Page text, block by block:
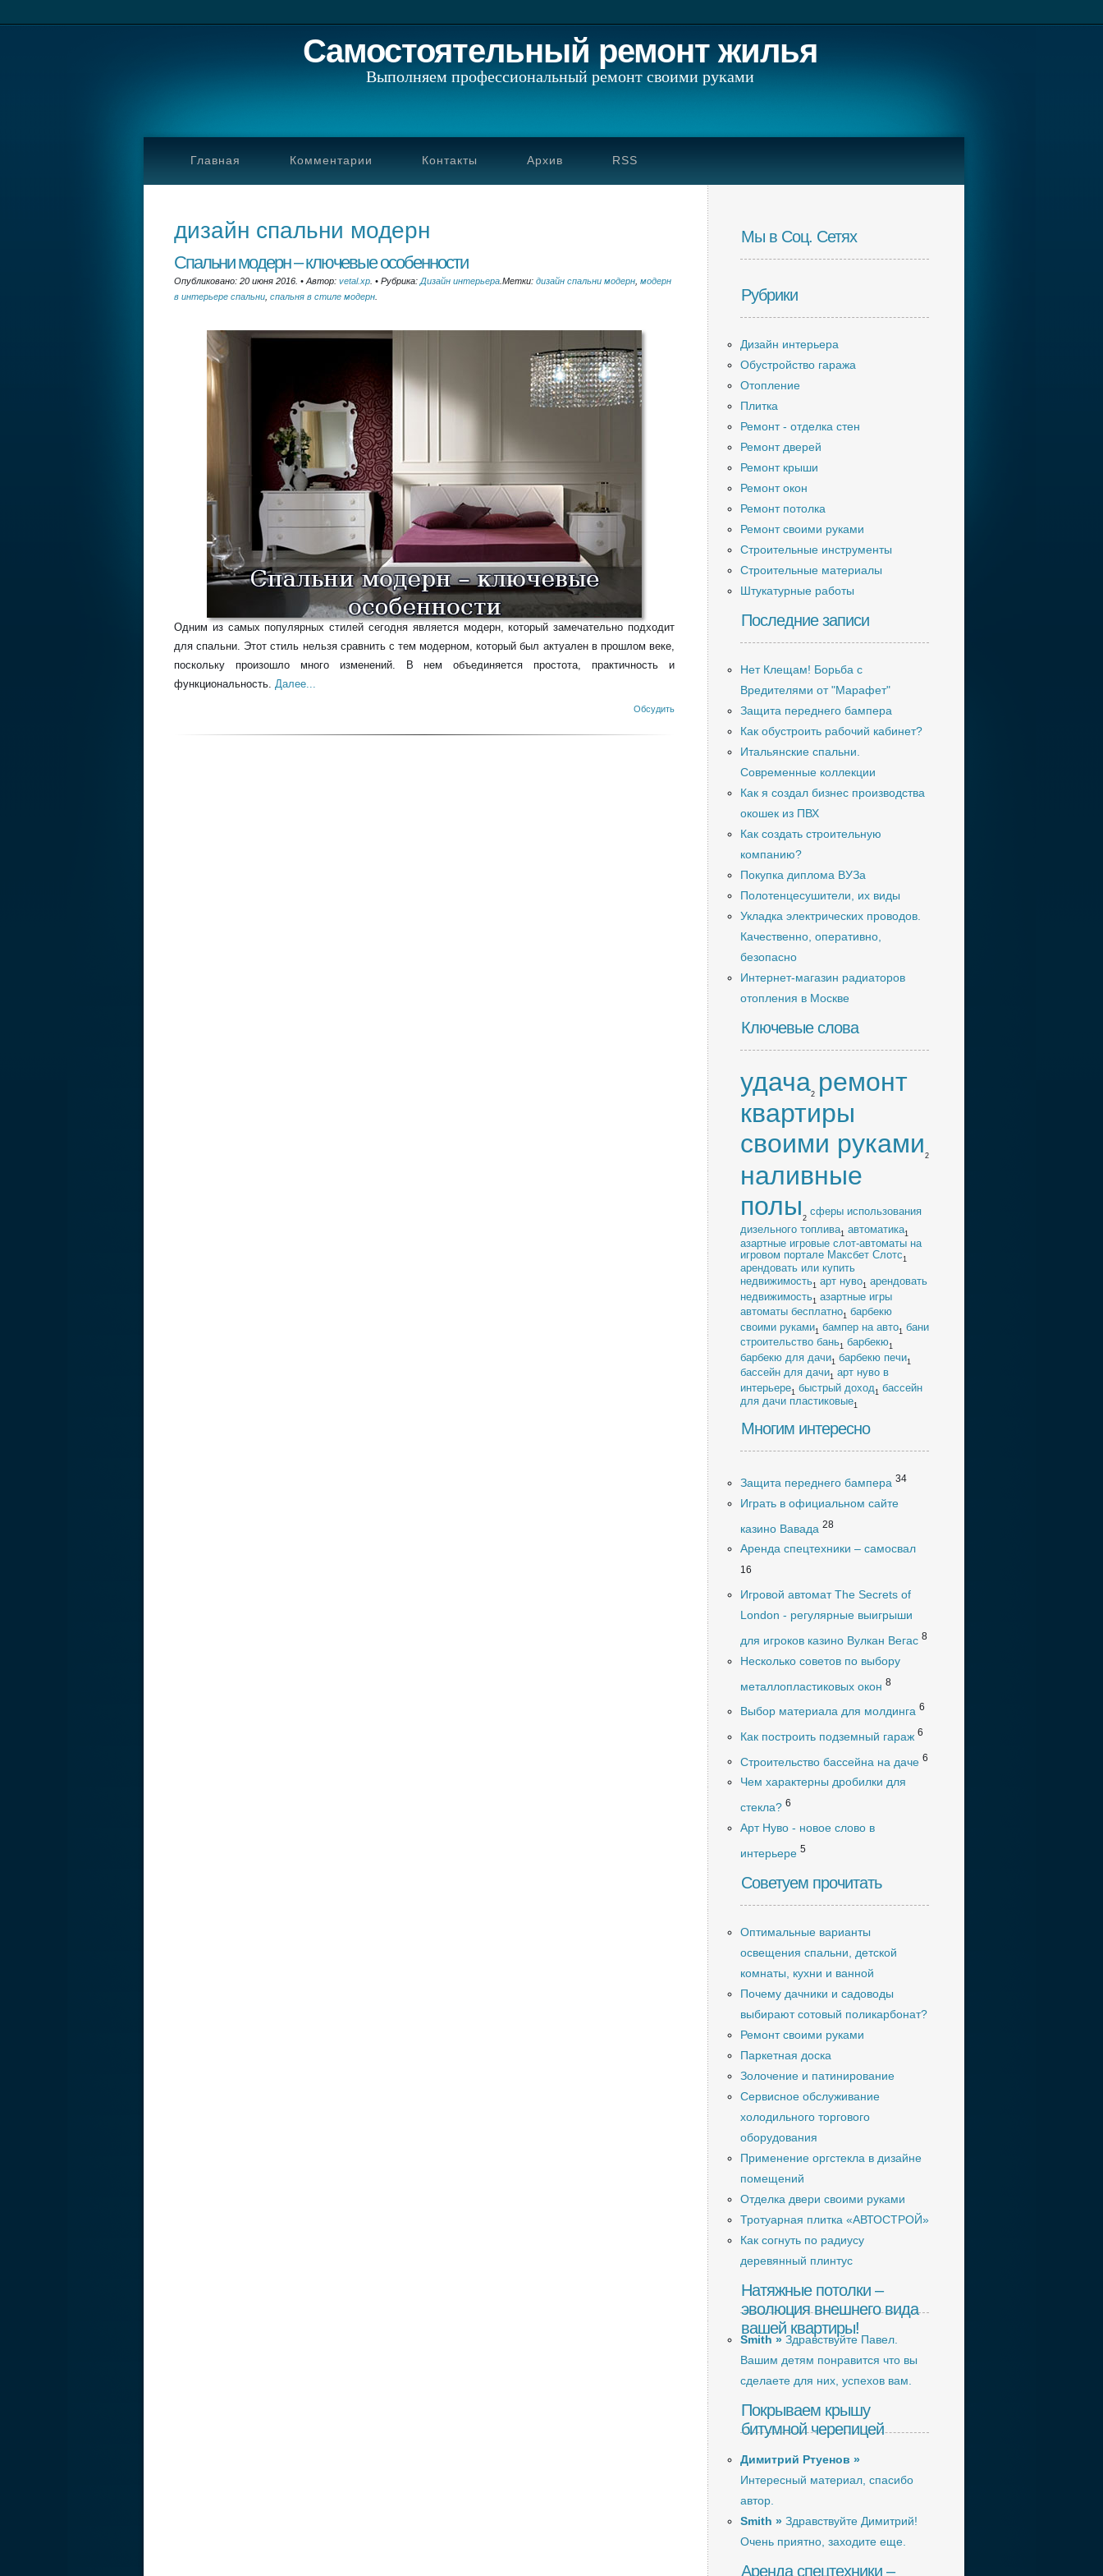
Самостоятельный ремонт жилья
Выполняем профессиональный ремонт своими руками
Главная Комментарии Контакты Архив RSS
дизайн спальни модерн
Спальни модерн – ключевые особенности
Опубликовано: 20 июня 2016. • Автор: vetal.xp • Рубрика: Дизайн интерьера Метки: дизайн спальни модерн модерн
в интерьере спальни спальня в стиле модерн
Одним из самых популярных стилей сегодня является модерн, который замечательно подходит
для спальни. Этот стиль нельзя сравнить с тем модерном, который был актуален в прошлом веке,
поскольку произошло много изменений. В нем объединяется простота, практичность и
функциональность. Далее...
Обсудить
Мы в Соц. Сетях
Рубрики
Дизайн интерьера
Обустройство гаража
Отопление
Плитка
Ремонт - отделка стен
Ремонт дверей
Ремонт крыши
Ремонт окон
Ремонт потолка
Ремонт своими руками
Строительные инструменты
Строительные материалы
Штукатурные работы
Последние записи
Нет Клещам! Борьба с
Вредителями от "Марафет"
Защита переднего бампера
Как обустроить рабочий кабинет?
Итальянские спальни.
Современные коллекции
Как я создал бизнес производства
окошек из ПВХ
Как создать строительную
компанию?
Покупка диплома ВУЗа
Полотенцесушители, их виды
Укладка электрических проводов.
Качественно, оперативно,
безопасно
Интернет-магазин радиаторов
отопления в Москве
Ключевые слова
удача2 ремонт
квартиры
своими руками 2
наливные
полы 2
cферы использования
дизельного топлива1 автоматика1
азартные игровые слот-автоматы на
игровом портале Максбет Слотс 1
арендовать или купить
недвижимость1 арт нуво1 арендовать
недвижимость1 азартные игры
автоматы бесплатно1 барбекю
своими руками1 бампер на авто1 бани
строительство бань1 барбекю1
барбекю для дачи1 барбекю печи1
бассейн для дачи1 арт нуво в
интерьере1 быстрый доход1 бассейн
для дачи пластиковые1
Многим интересно
Защита переднего бампера 34
Играть в официальном сайте
казино Вавада 28
Аренда спецтехники – самосвал
16
Игровой автомат The Secrets of
London - регулярные выигрыши
для игроков казино Вулкан Вегас 8
Несколько советов по выбору
металлопластиковых окон 8
Выбор материала для молдинга 6
Как построить подземный гараж 6
Строительство бассейна на даче 6
Чем характерны дробилки для
стекла? 6
Арт Нуво - новое слово в
интерьере 5
Советуем прочитать
Оптимальные варианты
освещения спальни, детской
комнаты, кухни и ванной
Почему дачники и садоводы
выбирают сотовый поликарбонат?
Ремонт своими руками
Паркетная доска
Золочение и патинирование
Сервисное обслуживание
холодильного торгового
оборудования
Применение оргстекла в дизайне
помещений
Отделка двери своими руками
Тротуарная плитка «АВТОСТРОЙ»
Как согнуть по радиусу
деревянный плинтус
Натяжные потолки –
эволюция внешнего вида
вашей квартиры!
Smith » Здравствуйте Павел.
Вашим детям понравится что вы
сделаете для них, успехов вам.
Покрываем крышу
битумной черепицей
Димитрий Ртуенов »
Интересный материал, спасибо
автор.
Smith » Здравствуйте Димитрий!
Очень приятно, заходите еще.
Аренда спецтехники –